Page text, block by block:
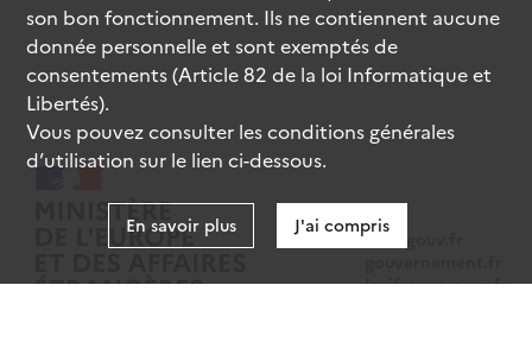
data.gouv.fr
legifrance.gouv.fr
son bon fonctionnement. Ils ne contiennent aucune
donnée personnelle et sont exemptés de
consentements (Article 82 de la loi Informatique et
Libertés).
Vous pouvez consulter les conditions générales
d’utilisation sur le lien ci-dessous.
En savoir plus J'ai compris